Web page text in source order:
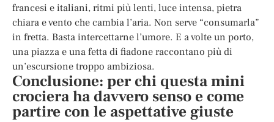
francesi e italiani, ritmi più lenti, luce intensa, pietra
chiara e vento che cambia l’aria. Non serve “consumarla”
in fretta. Basta intercettarne l’umore. E a volte un porto,
una piazza e una fetta di fiadone raccontano più di
un’escursione troppo ambiziosa.
Conclusione: per chi questa mini
crociera ha davvero senso e come
partire con le aspettative giuste